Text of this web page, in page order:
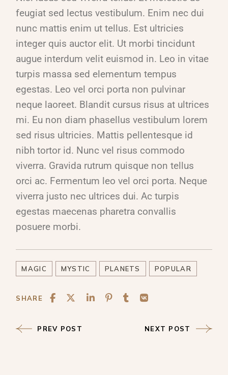
feugiat sed lectus vestibulum. Enim nec dui
nunc mattis enim ut tellus. Est ultricies
integer quis auctor elit. Ut morbi tincidunt
augue interdum velit euismod in. Leo in vitae
turpis massa sed elementum tempus
egestas. Leo vel orci porta non pulvinar
neque laoreet. Blandit cursus risus at ultrices
mi. Eu non diam phasellus vestibulum lorem
sed risus ultricies. Mattis pellentesque id
nibh tortor id. Nunc vel risus commodo
viverra. Gravida rutrum quisque non tellus
orci ac. Fermentum leo vel orci porta. Neque
viverra justo nec ultrices dui. Ac turpis
egestas maecenas pharetra convallis
posuere morbi.
MAGIC MYSTIC PLANETS POPULAR
SHARE
PREV POST NEXT POST